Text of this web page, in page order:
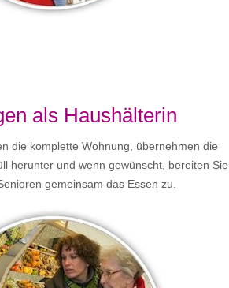
als Haushälterin
die komplette Wohnung, übernehmen die
herunter und wenn gewünscht, bereiten Sie
gemeinsam das Essen zu.